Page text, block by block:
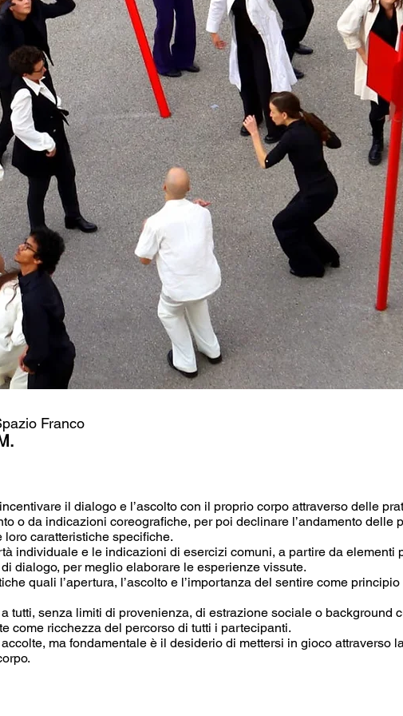
Franco
il dialogo e l’ascolto con il proprio corpo attraverso delle
o da indicazioni coreografiche, per poi declinare l’andamento delle
caratteristiche specifiche.
individuale e le indicazioni di esercizi comuni, a partire da elementi
dialogo, per meglio elaborare le esperienze vissute.
quali l’apertura, l’ascolto e l’importanza del sentire come
tutti, senza limiti di provenienza, di estrazione sociale o background
come ricchezza del percorso di tutti i partecipanti.
ma fondamentale è il desiderio di mettersi in gioco attraverso